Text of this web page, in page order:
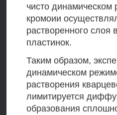
чисто
кромоии
растворенного
пластинок.
Таким образом,
динамическом
растворения
лимитируется
образования